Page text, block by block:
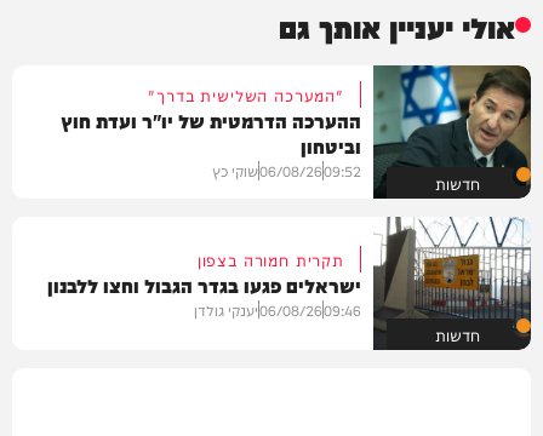
אולי יעניין אותך גם
חדשות
"המערכה השלישית בדרך"
ההערכה הדרמטית של יו"ר ועדת חוץ
וביטחון
09:52
06/08/26שוקי כץ
חדשות
תקרית חמורה בצפון
ישראלים פגעו בגדר הגבול וחצו ללבנון
09:46
06/08/26יענקי גולדן